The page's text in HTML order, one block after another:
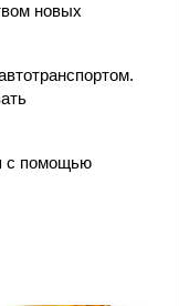
новых
с помощью